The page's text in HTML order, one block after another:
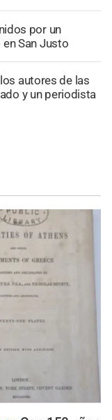
por un
San Justo
autores de las
y un periodista